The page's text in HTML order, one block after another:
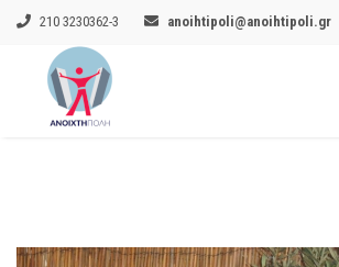
210 3230362-3 anoihtipoli@anoihtipoli.gr